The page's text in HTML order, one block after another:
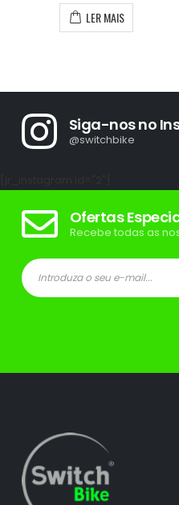
LER MAIS
Siga-nos no
@switchbike
Ofertas
Recebe todas as